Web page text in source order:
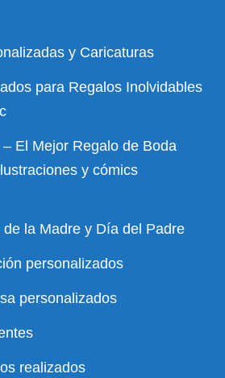
y Caricaturas
para Regalos Inolvidables
El Mejor Regalo de Boda
y cómics
la Madre y Día del Padre
personalizados
personalizados
realizados